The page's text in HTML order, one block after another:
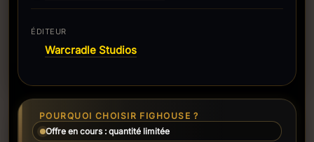
ÉDITEUR
Warcradle Studios
POURQUOI CHOISIR FIGHOUSE ?
Offre en cours : quantité limitée